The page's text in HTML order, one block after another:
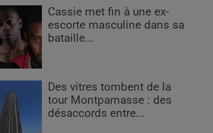
Cassie met fin à une ex-
escorte masculine dans sa
bataille...
Des vitres tombent de la
tour Montparnasse : des
désaccords entre...